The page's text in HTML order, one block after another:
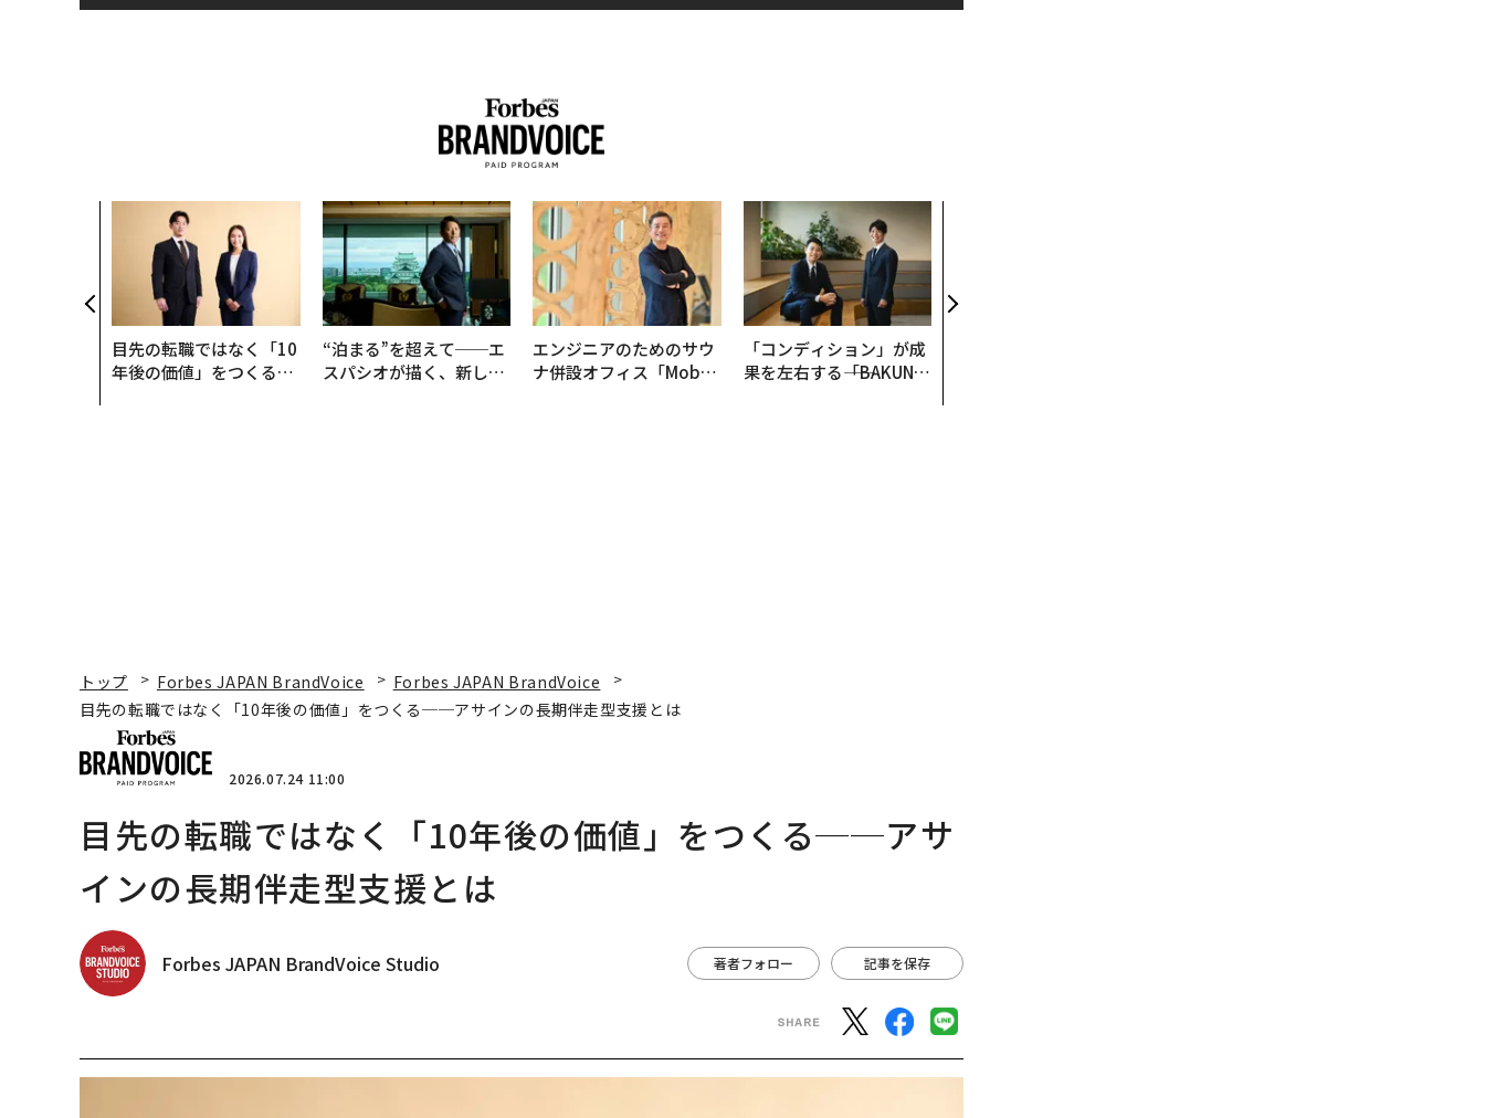
目先の転職ではなく「10
年後の価値」をつくる─
“泊まる”を超えて──エ
スパシオが描く、新しい
エンジニアのためのサウ
ナ併設オフィス「Mobiu
「コンディション」が成
果を左右する――「BAKUN
トップ Forbes JAPAN BrandVoice
Forbes JAPAN BrandVoice
目先の転職ではなく「10年後の価値」をつくる──アサインの長期伴走型支援とは
2026.07.24 11:00
目先の転職ではなく「10年後の価値」をつくる──アサ
インの長期伴走型支援とは
Forbes JAPAN BrandVoice Studio 著者フォロー 記事を保存